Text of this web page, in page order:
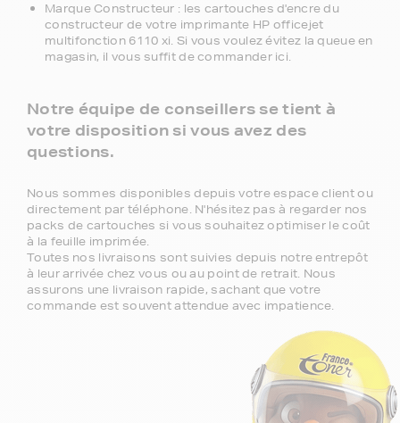
Marque Constructeur : les cartouches d'encre du
constructeur de votre imprimante HP officejet
multifonction 6110 xi. Si vous voulez évitez la queue en
magasin, il vous suffit de commander ici.
Notre équipe de conseillers se tient à
votre disposition si vous avez des
questions.
Nous sommes disponibles depuis votre espace client ou
directement par téléphone. N'hésitez pas à regarder nos
packs de cartouches si vous souhaitez optimiser le coût
à la feuille imprimée.
Toutes nos livraisons sont suivies depuis notre entrepôt
à leur arrivée chez vous ou au point de retrait. Nous
assurons une livraison rapide, sachant que votre
commande est souvent attendue avec impatience.